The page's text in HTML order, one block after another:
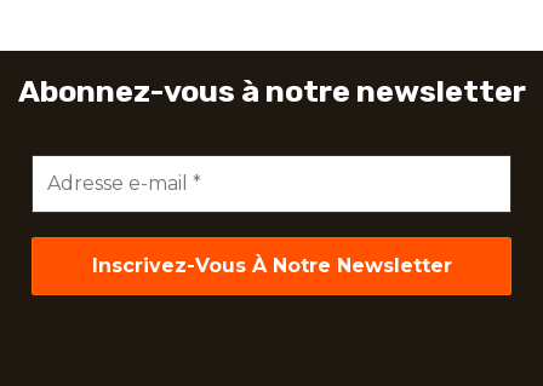
Abonnez-vous à notre newsletter
mail
*